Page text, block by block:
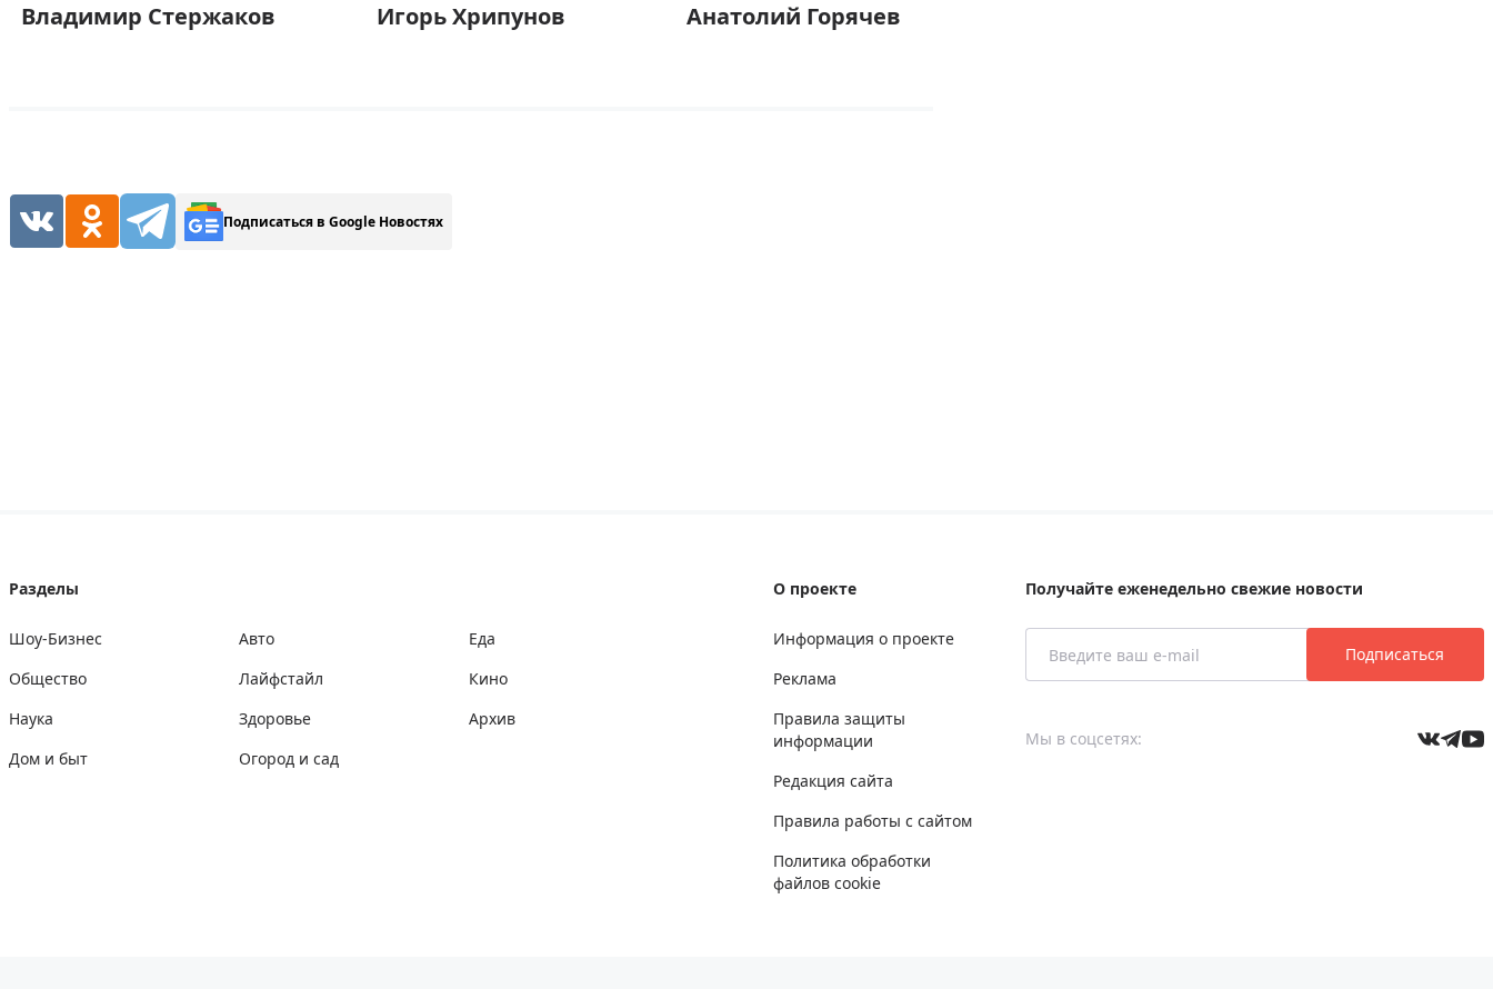
Владимир Стержаков Игорь Хрипунов Анатолий Горячев
Подписаться в Google Новостях
Разделы
Шоу-Бизнес
Общество
Наука
Дом и быт
Авто
Лайфстайл
Здоровье
Огород и сад
Еда
Кино
Архив
О проекте
Информация о проекте
Реклама
Правила защиты
информации
Редакция сайта
Правила работы с сайтом
Политика обработки
файлов cookie
Получайте еженедельно свежие новости
Подписаться
Мы в соцсетях: